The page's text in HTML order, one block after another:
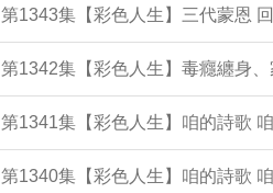
第1343集【彩色人生】三代蒙恩
第1342集【彩色人生】毒癮纏身
第1341集【彩色人生】咱的詩歌
第1340集【彩色人生】咱的詩歌